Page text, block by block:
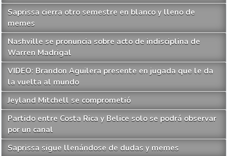
Saprissa cierra otro semestre en blanco y lleno de
memes
Nashville se pronuncia sobre acto de indisciplina de
Warren Madrigal
VIDEO: Brandon Aguilera presente en jugada que le da
la vuelta al mundo
Jeyland Mitchell se comprometió
Partido entre Costa Rica y Belice solo se podrá observar
por un canal
Saprissa sigue llenándose de dudas y memes